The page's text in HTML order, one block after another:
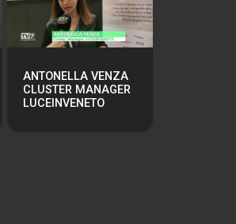
ANTONELLA VENZA
CLUSTER MANAGER
LUCEINVENETO